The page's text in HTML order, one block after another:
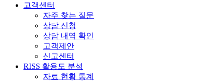
고객센터
자주 찾는 질문
상담 신청
상담 내역 확인
고객제안
신고센터
RISS 활용도 분석
자료 현황 통계